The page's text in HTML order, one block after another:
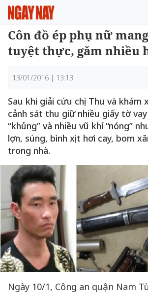
Côn đồ ép phụ nữ
tuyệt thực, găm nhiều
13/01/2016 | 13:13
Sau khi giải cứu chị Thu và khám
cảnh sát thu giữ nhiều giấy tờ
“khủng” và nhiều vũ khí “nóng”
lợn, súng, bình xịt hơi cay, bom
trong nhà.
Ngày 10/1, Công an quận Nam